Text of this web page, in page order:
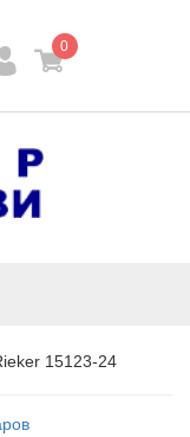
0
15123-24